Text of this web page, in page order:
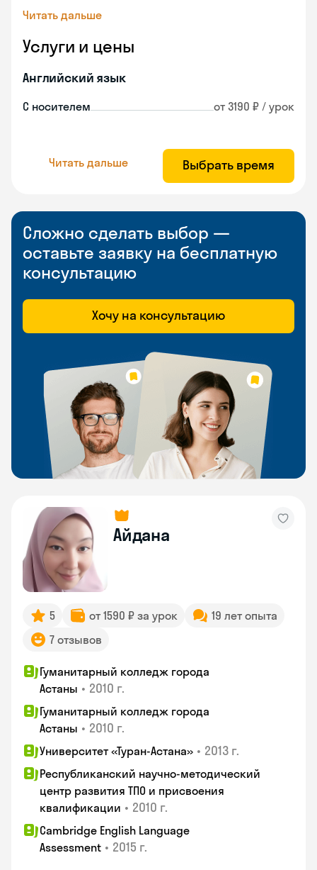
Читать дальше
Услуги и цены
Английский язык
С носителем от 3190 ₽ / урок
Читать дальше Выбрать время
Сложно сделать выбор —
оставьте заявку на бесплатную
консультацию
Хочу на консультацию
Айдана
5 от 1590 ₽ за урок
19 лет опыта
7 отзывов
Гуманитарный колледж города
Астаны • 2010 г.
Гуманитарный колледж города
Астаны • 2010 г.
Университет «Туран-Астана» • 2013 г.
Республиканский научно-методический
центр развития ТПО и присвоения
квалификации • 2010 г.
Cambridge English Language
Assessment • 2015 г.